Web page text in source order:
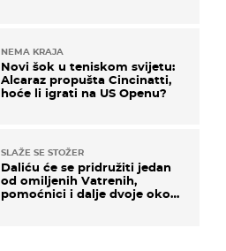
NEMA KRAJA
Novi šok u teniskom svijetu:
Alcaraz propušta Cincinatti,
hoće li igrati na US Openu?
SLAŽE SE STOŽER
Daliću će se pridružiti jedan
od omiljenih Vatrenih,
pomoćnici i dalje dvoje oko